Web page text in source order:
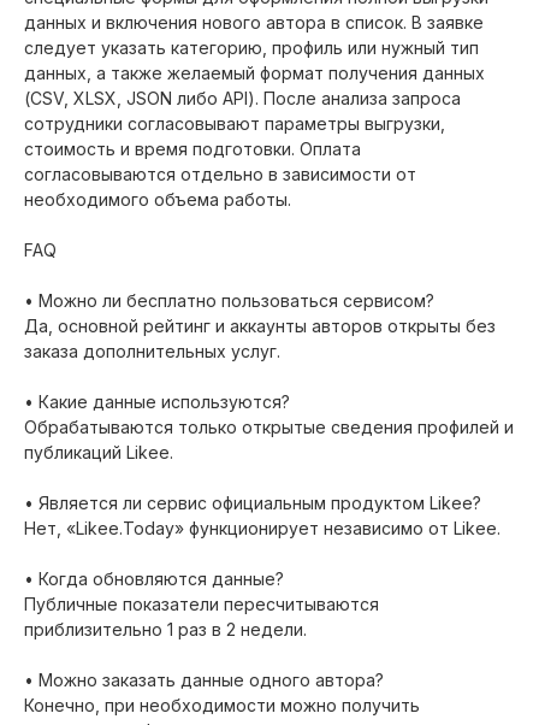
данных и включения нового автора в список. В заявке
следует указать категорию, профиль или нужный тип
данных, а также желаемый формат получения данных
(CSV, XLSX, JSON либо API). После анализа запроса
сотрудники согласовывают параметры выгрузки,
стоимость и время подготовки. Оплата
согласовываются отдельно в зависимости от
необходимого объема работы.
FAQ
• Можно ли бесплатно пользоваться сервисом?
Да, основной рейтинг и аккаунты авторов открыты без
заказа дополнительных услуг.
• Какие данные используются?
Обрабатываются только открытые сведения профилей и
публикаций Likee.
• Является ли сервис официальным продуктом Likee?
Нет, «Likee.Today» функционирует независимо от Likee.
• Когда обновляются данные?
Публичные показатели пересчитываются
приблизительно 1 раз в 2 недели.
• Можно заказать данные одного автора?
Конечно, при необходимости можно получить